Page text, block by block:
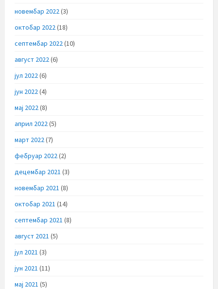
новембар 2022(3)
октобар 2022(18)
септембар 2022(10)
август 2022(6)
јул 2022(6)
јун 2022(4)
мај 2022(8)
април 2022(5)
март 2022(7)
фебруар 2022(2)
децембар 2021 (3)
новембар 2021 (8)
октобар 2021 (14)
септембар 2021 (8)
август 2021 (5)
јул 2021 (3)
јун 2021 (11)
мај 2021 (5)